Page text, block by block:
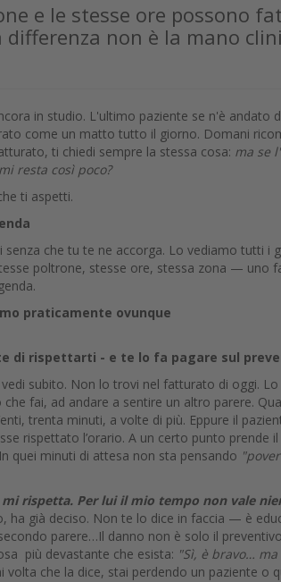
e le stesse ore possono
non è la mano
in studio. L'ultimo paziente se n'è andato
come un matto tutto il giorno. Domani
ti chiedi sempre la stessa cosa: ma se
resta così poco?
ti aspetti.
che tu te ne accorga. Lo vediamo tutti i
poltrone, stesse ore, stessa zona — uno
praticamente ovunque
di rispettarti - e te lo fa pagare sul
subito. Non lo trovi nel fatturato di oggi.
fai, ad andare a sentire un altro parere.
trenta minuti, a volte di più. Eppure il
rispettato l’orario. A un certo punto prende
quei minuti di attesa non sta pensando
rispetta. Per lui il mio tempo non vale
ha già deciso. Non te lo dice in faccia — è
parere…Il danno non è solo il
più devastante che esista: "Sì, è bravo…
volta che la dice, stai perdendo un paziente o